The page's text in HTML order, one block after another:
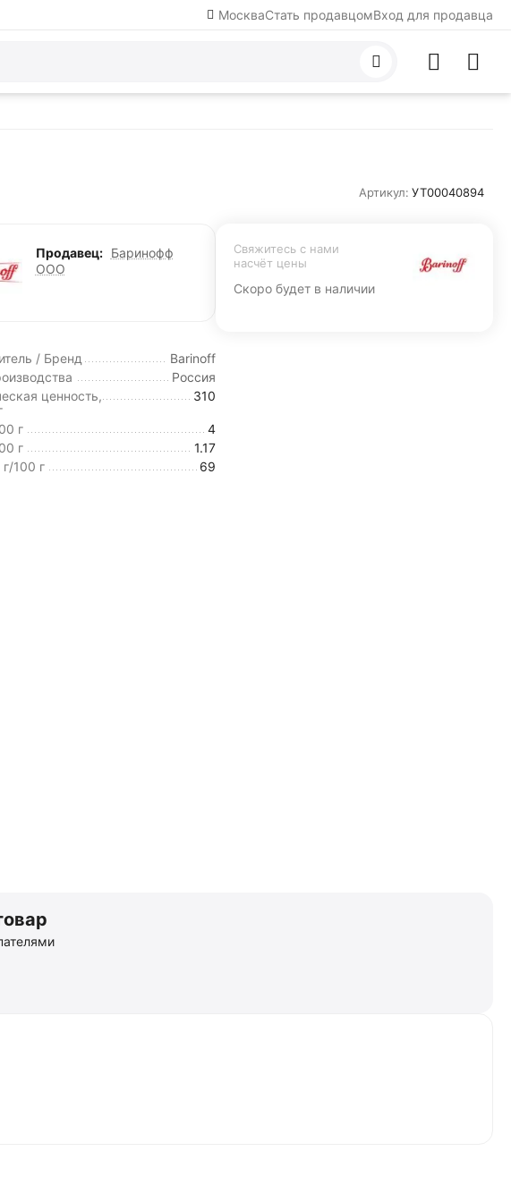
МоскваСтать продавцомВход для продавца
Артикул: УТ00040894
Продавец:
Баринофф
ООО
/ Бренд
Barinoff
Россия
ценность,
310
г
4
г
1.17
100 г
69
Свяжитесь с нами
насчёт цены
Скоро будет в наличии